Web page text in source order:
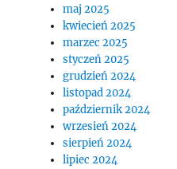
maj 2025
kwiecień 2025
marzec 2025
styczeń 2025
grudzień 2024
listopad 2024
październik 2024
wrzesień 2024
sierpień 2024
lipiec 2024